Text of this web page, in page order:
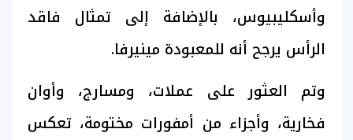
وأسكليبيوس، بالإضافة إلى تمثال فاقد
الرأس يرجح أنه للمعبودة مينيرفا.
وتم العثور على عملات، ومسارج، وأوان
فخارية، وأجزاء من أمفورات مختومة، تعكس